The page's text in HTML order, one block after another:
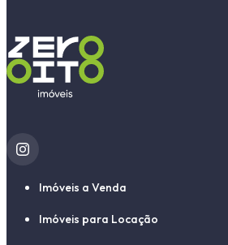
Imóveis a Venda
Imóveis para Locação